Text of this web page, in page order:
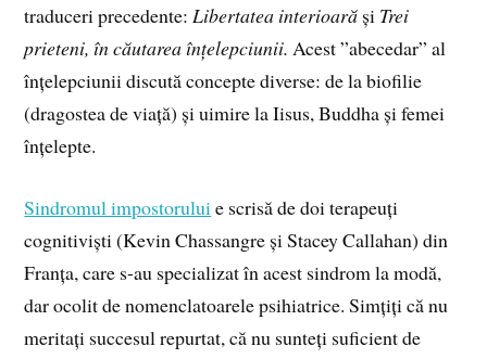
traduceri precedente:Libertatea interioară și Trei
prieteni, în căutarea înțelepciunii.Acest ”abecedar” al
înțelepciunii discută concepte diverse: de la biofilie
(dragostea de viață) și uimire la Iisus, Buddha și femei
înțelepte.
Sindromul impostorului e scrisă de doi terapeuți
cognitiviști (Kevin Chassangre și Stacey Callahan) din
Franța, care s-au specializat în acest sindrom la modă,
dar ocolit de nomenclatoarele psihiatrice. Simțiți că nu
meritați succesul repurtat, că nu sunteți suficient de